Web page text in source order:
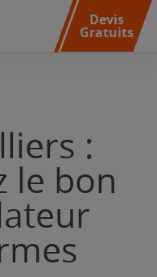
Devis
Gratuits
:
le bon